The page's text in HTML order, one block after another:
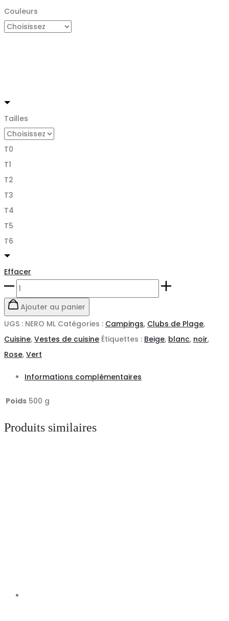
Couleurs
Tailles
T0
T1
T2
T3
T4
T5
T6
Effacer
quantité
de
Veste
longues
Ajouter au panier
UGS : NERO ML Catégories : Campings, Clubs de Plage,
Cuisine, Vestes de cuisine Étiquettes : Beige, blanc, noir,
Rose, Vert
Informations complémentaires
Poids 500 g
Produits similaires